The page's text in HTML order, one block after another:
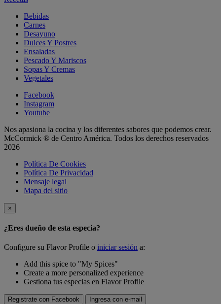
Bebidas
Carnes
Desayuno
Dulces Y Postres
Ensaladas
Pescado Y Mariscos
Sopas Y Cremas
Vegetales
Facebook
Instagram
Youtube
Nos apasiona la cocina y los diferentes sabores que podemos crear.
McCormick ® de Centro América. Todos los derechos reservados
2026
Política De Cookies
Política De Privacidad
Mensaje legal
Mapa del sitio
×
¿Eres dueño de esta especia?
Configure su Flavor Profile o iniciar sesión a:
Add this spice to "My Spices"
Create a more personalized experience
Gestiona tus especias en Flavor Profile
Registrate con Facebook Ingresa con e-mail